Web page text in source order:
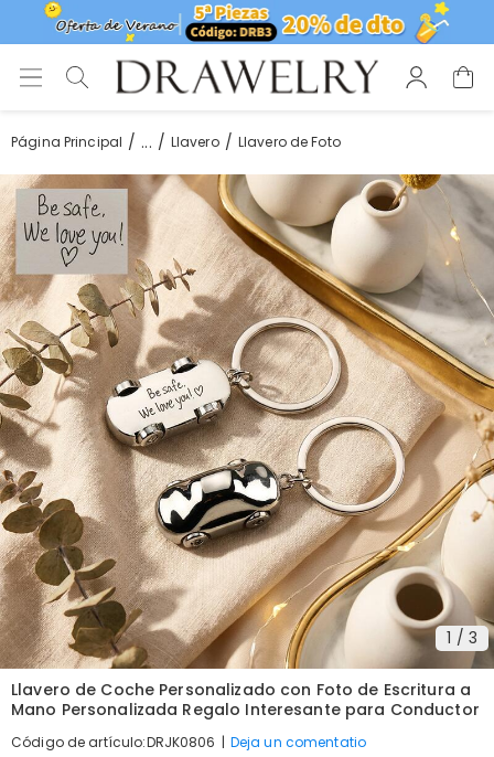
Página Principal ... Llavero Llavero de Foto
1 / 3
Llavero de Coche Personalizado con Foto de Escritura a
Mano Personalizada Regalo Interesante para Conductor
Código de artículo:DRJK0806 | Deja un comentatio